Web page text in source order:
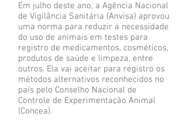
Em julho deste ano, a Agência Nacional
de Vigilância Sanitária (Anvisa) aprovou
uma norma para reduzir a necessidade
do uso de animais em testes para
registro de medicamentos, cosméticos,
produtos de saúde e limpeza, entre
outros. Ela vai aceitar para registro os
métodos alternativos reconhecidos no
país pelo Conselho Nacional de
Controle de Experimentação Animal
(Concea).